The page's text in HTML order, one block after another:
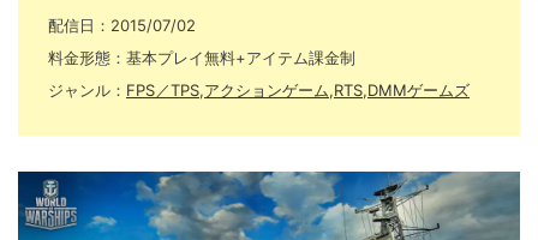
配信日：2015/07/02
料金形態：基本プレイ無料+アイテム課金制
ジャンル： FPS／TPS,アクションゲーム,RTS,DMMゲームズ